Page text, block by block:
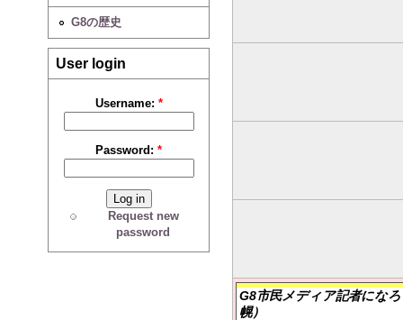
G8の歴史
User login
Username: *
Password:*
Request new
password
G8市民メディア記者にな
幌）